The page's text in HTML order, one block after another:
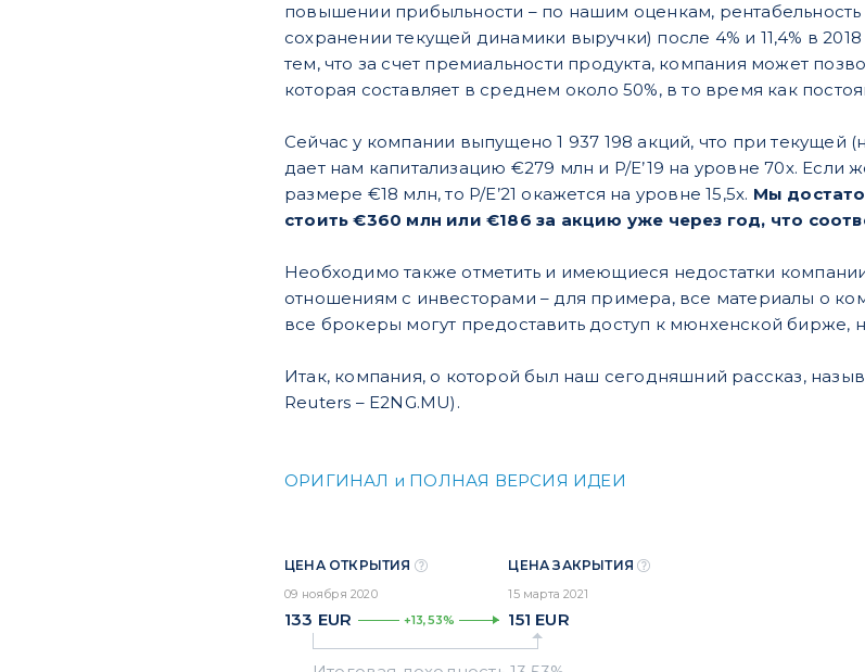
повышении прибыльности – по нашим оценкам, рентабельность
сохранении текущей динамики выручки) после 4% и 11,4% в
тем, что за счет премиальности продукта, компания может
которая составляет в среднем около 50%, в то время как
Сейчас у компании выпущено 1 937 198 акций, что при текущей
дает нам капитализацию €279 млн и P/E’19 на уровне 70х.
размере €18 млн, то P/E’21 окажется на уровне 15,5x. Мы
стоить €360 млн или €186 за акцию уже через год, что
Необходимо также отметить и имеющиеся недостатки
отношениям с инвесторами – для примера, все материалы о
все брокеры могут предоставить доступ к мюнхенской бирже,
Итак, компания, о которой был наш сегодняшний рассказ,
Reuters – E2NG.MU).
ОРИГИНАЛ и ПОЛНАЯ ВЕРСИЯ ИДЕИ
ЦЕНА ОТКРЫТИЯ
09 ноября 2020
133 EUR +13,53%
ЦЕНА ЗАКРЫТИЯ
15 марта 2021
151 EUR